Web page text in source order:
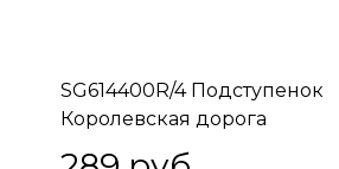
SG614400R/4 Подступенок
Королевская дорога
коричневый светлый 60х14,5